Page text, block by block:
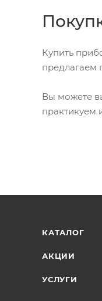
Купить
предлагаем
Вы можете
практикуем
КАТАЛОГ
АКЦИИ
УСЛУГИ